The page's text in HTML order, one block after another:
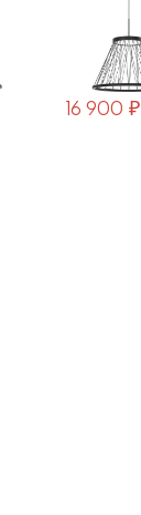
16 900 ₽